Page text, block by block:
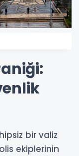
bir valiz
ekiplerinin